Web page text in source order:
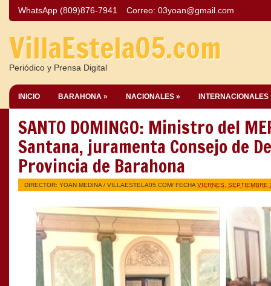
WhatsApp (809)876-7941 Correo: 03yoan@gmail.com
VillaEstela05.com
Periódico y Prensa Digital
INICIO BARAHONA » NACIONALES » INTERNACIONALES
SANTO DOMINGO: Ministro del
Santana, juramenta Consejo de
Provincia de Barahona
DIRECTOR: YOAN MEDINA / VILLAESTELA05.COM/ FECHA VIERNES, SEPTIEMBRE